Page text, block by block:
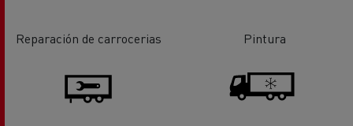
Reparación de carrocerias Pintura